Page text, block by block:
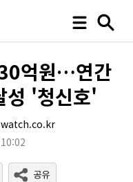
억원…연간
성 '청신호'
10:02